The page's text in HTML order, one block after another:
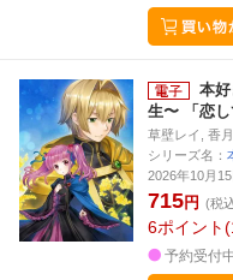
本
生〜 「恋し
草壁レイ, 香
シリーズ名：
2026年10月
715円 (税
6ポイント
予約受付